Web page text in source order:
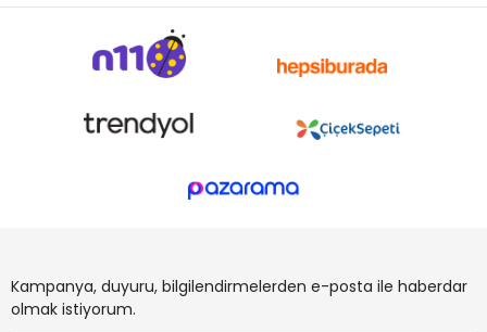
Kampanya, duyuru, bilgilendirmelerden e-posta ile haberdar
olmak istiyorum.